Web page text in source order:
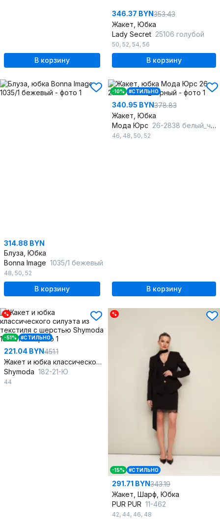
В корзину
346.37 BYN353.43
Жакет, Юбка
Lady Secret 25106 голубой
50, 52, 54, 56
В корзину
314.88 BYN
Блуза, Юбка
Bonna Image 1035/1 бежевый
48, 50, 52
В корзину
-10% #СТИЛЬНО
340.95 BYN378.83
Жакет, Юбка
Мода Юрс 26-2838 белый_черный
46, 48, 50, 52
В корзину
%
-51% #СТИЛЬНО
221.04 BYN451.1
Жакет и юбка классического силуэта из текстиля с шерстью
Shymoda 182-21-Ю
44
%
-15% #СТИЛЬНО
291.71 BYN343.19
Жакет, Шарф, Юбка
PUR PUR 11-462
42, 44, 46, 48